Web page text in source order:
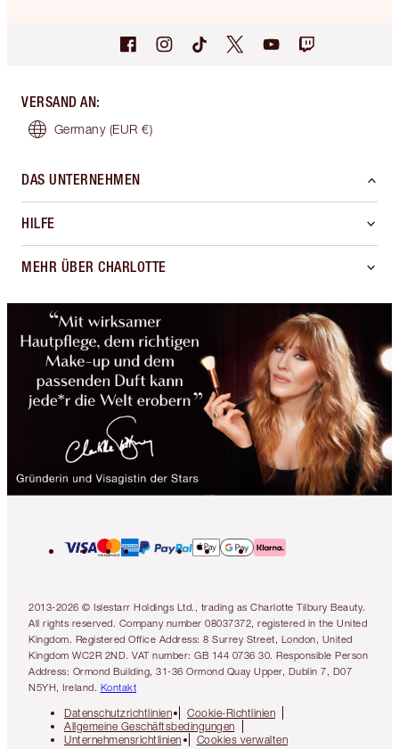
VERSAND AN:
Germany (EUR €)
DAS UNTERNEHMEN
HILFE
MEHR ÜBER CHARLOTTE
2013-2026 © Islestarr Holdings Ltd., trading as Charlotte Tilbury Beauty.
All rights reserved. Company number 08037372, registered in the United
Kingdom. Registered Office Address: 8 Surrey Street, London, United
Kingdom WC2R 2ND. VAT number: GB 144 0736 30. Responsible Person
Address: Ormond Building, 31-36 Ormond Quay Upper, Dublin 7, D07
N5YH, Ireland. Kontakt
Datenschutzrichtlinien
Cookie-Richtlinien
Allgemeine Geschäftsbedingungen
Unternehmensrichtlinien
Cookies verwalten